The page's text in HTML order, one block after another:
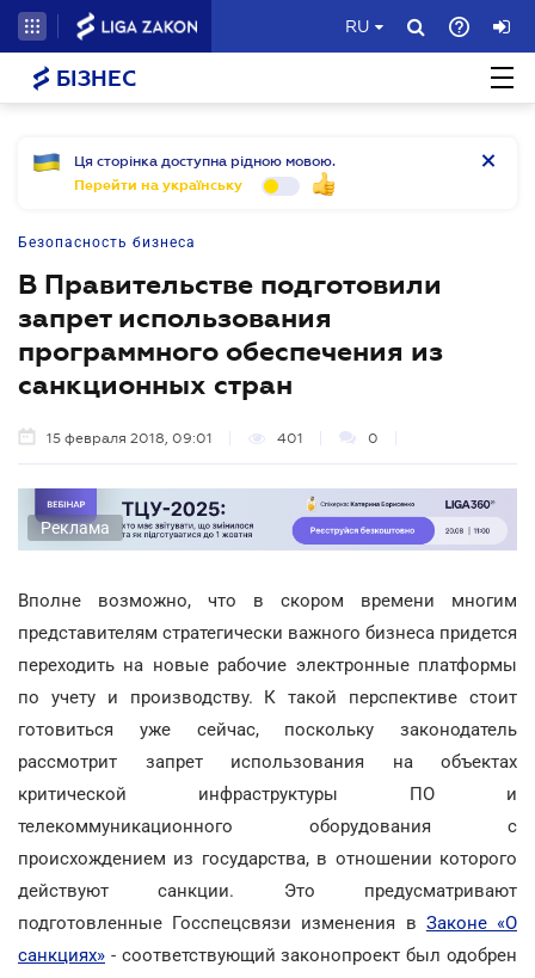
RU
БІЗНЕС
Ця сторінка доступна рідною мовою.
Перейти на українську
Безопасность бизнеса
В Правительстве подготовили
запрет использования
программного обеспечения из
санкционных стран
15 февраля 2018, 09:01 401 0
Реклама
Вполне возможно, что в скором времени многим
представителям стратегически важного бизнеса придется
переходить на новые рабочие электронные платформы
по учету и производству. К такой перспективе стоит
готовиться уже сейчас, поскольку законодатель
рассмотрит запрет использования на объектах
критической инфраструктуры ПО и
телекоммуникационного оборудования с
происхождением из государства, в отношении которого
действуют санкции. Это предусматривают
подготовленные Госспецсвязи изменения в Законе «О
санкциях» - соответствующий законопроект был одобрен